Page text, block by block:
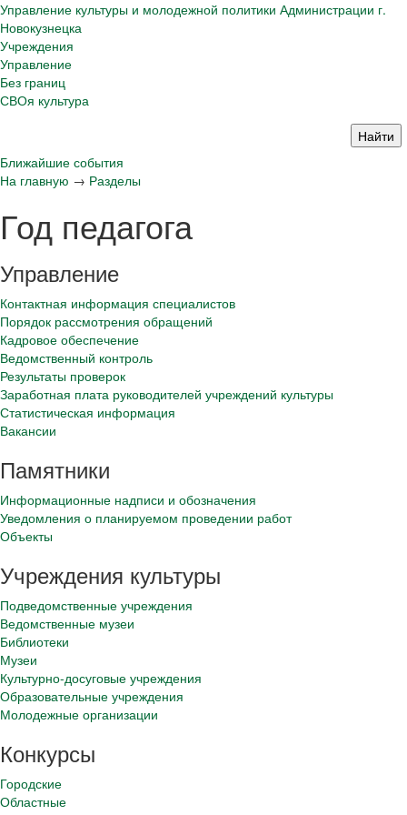
Управление культуры и молодежной политики Администрации г.
Новокузнецка
Учреждения
Управление
Без границ
СВОя культура
Ближайшие события
На главную → Разделы
Год педагога
Управление
Контактная информация специалистов
Порядок рассмотрения обращений
Кадровое обеспечение
Ведомственный контроль
Результаты проверок
Заработная плата руководителей учреждений культуры
Статистическая информация
Вакансии
Памятники
Информационные надписи и обозначения
Уведомления о планируемом проведении работ
Объекты
Учреждения культуры
Подведомственные учреждения
Ведомственные музеи
Библиотеки
Музеи
Культурно-досуговые учреждения
Образовательные учреждения
Молодежные организации
Конкурсы
Городские
Областные